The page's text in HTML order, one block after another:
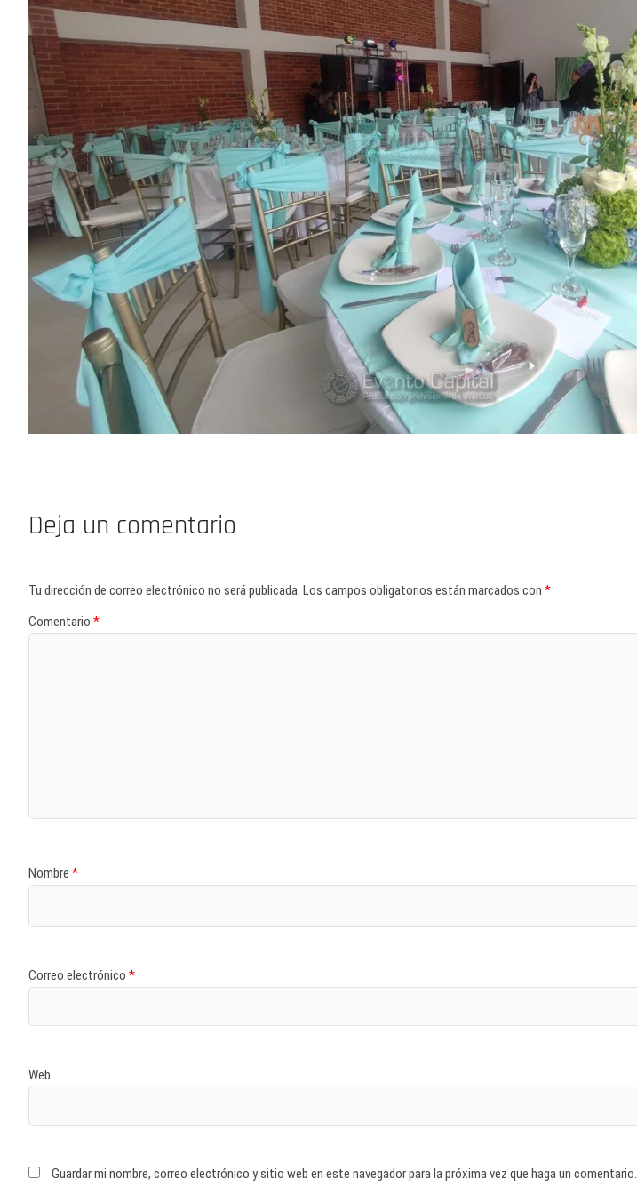
Deja un comentario
Tu dirección de correo electrónico no será publicada. Los campos obligatorios están marcados con *
Comentario *
Nombre *
Correo electrónico *
Web
Guardar mi nombre, correo electrónico y sitio web en este navegador para la próxima vez que haga un comentario.